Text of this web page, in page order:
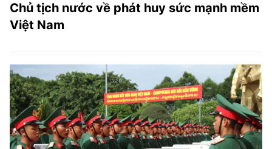
Chủ tịch nước về phát huy sức mạnh mềm
Việt Nam